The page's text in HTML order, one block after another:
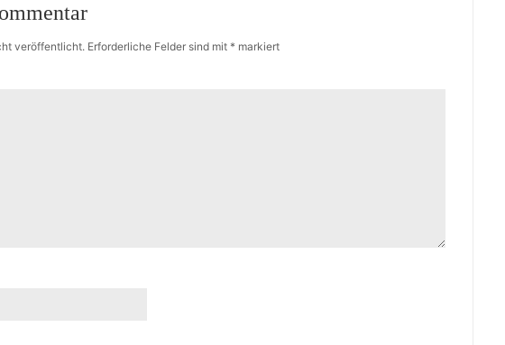
veröffentlicht. Erforderliche Felder sind mit * markiert